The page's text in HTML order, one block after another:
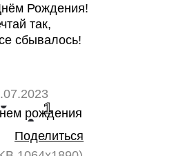
Рождения!
так,
сбывалось!
1
Поделиться